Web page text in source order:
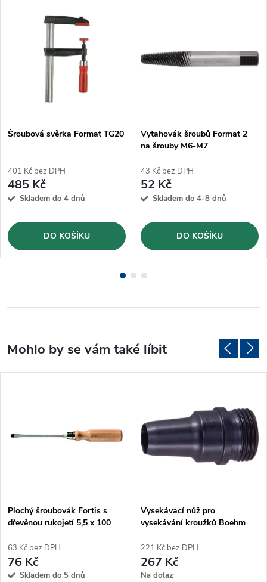
Šroubová svěrka Format TG20
401 Kč bez DPH
485 Kč
Skladem do 4 dnů
DO KOŠÍKU
Vytahovák šroubů Format 2
na šrouby M6-M7
43 Kč bez DPH
52 Kč
Skladem do 4-8 dnů
DO KOŠÍKU
Plochý šroubovák Fortis s
dřevěnou rukojetí 5,5 x 100
63 Kč bez DPH
76 Kč
Skladem do 5 dnů
Vysekávací nůž pro
vysekávání kroužků Boehm
221 Kč bez DPH
267 Kč
Na dotaz